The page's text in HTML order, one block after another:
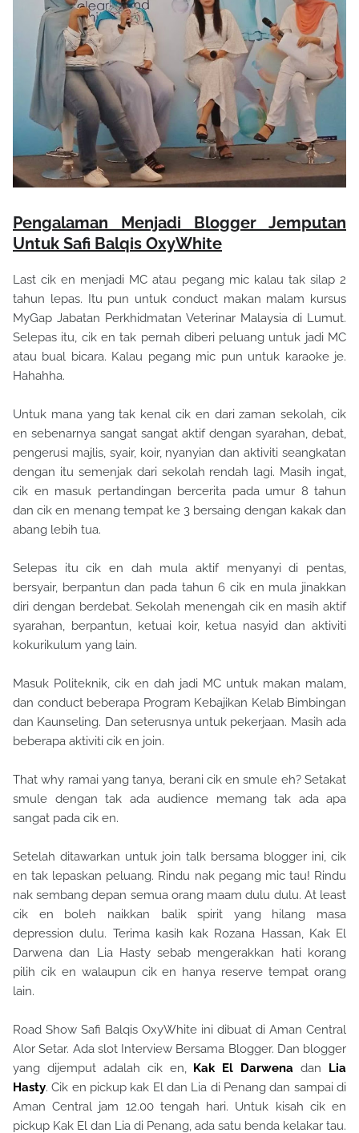
Pengalaman Menjadi Blogger Jemputan
Untuk Safi Balqis OxyWhite
Last cik en menjadi MC atau pegang mic kalau tak silap 2
tahun lepas. Itu pun untuk conduct makan malam kursus
MyGap Jabatan Perkhidmatan Veterinar Malaysia di Lumut.
Selepas itu, cik en tak pernah diberi peluang untuk jadi MC
atau bual bicara. Kalau pegang mic pun untuk karaoke je.
Hahahha.
Untuk mana yang tak kenal cik en dari zaman sekolah, cik
en sebenarnya sangat sangat aktif dengan syarahan, debat,
pengerusi majlis, syair, koir, nyanyian dan aktiviti seangkatan
dengan itu semenjak dari sekolah rendah lagi. Masih ingat,
cik en masuk pertandingan bercerita pada umur 8 tahun
dan cik en menang tempat ke 3 bersaing dengan kakak dan
abang lebih tua.
Selepas itu cik en dah mula aktif menyanyi di pentas,
bersyair, berpantun dan pada tahun 6 cik en mula jinakkan
diri dengan berdebat. Sekolah menengah cik en masih aktif
syarahan, berpantun, ketuai koir, ketua nasyid dan aktiviti
kokurikulum yang lain.
Masuk Politeknik, cik en dah jadi MC untuk makan malam,
dan conduct beberapa Program Kebajikan Kelab Bimbingan
dan Kaunseling. Dan seterusnya untuk pekerjaan. Masih ada
beberapa aktiviti cik en join.
That why ramai yang tanya, berani cik en smule eh? Setakat
smule dengan tak ada audience memang tak ada apa
sangat pada cik en.
Setelah ditawarkan untuk join talk bersama blogger ini, cik
en tak lepaskan peluang. Rindu nak pegang mic tau! Rindu
nak sembang depan semua orang maam dulu dulu. At least
cik en boleh naikkan balik spirit yang hilang masa
depression dulu. Terima kasih kak Rozana Hassan, Kak El
Darwena dan Lia Hasty sebab mengerakkan hati korang
pilih cik en walaupun cik en hanya reserve tempat orang
lain.
Road Show Safi Balqis OxyWhite ini dibuat di Aman Central
Alor Setar. Ada slot Interview Bersama Blogger. Dan blogger
yang dijemput adalah cik en, Kak El Darwena dan Lia
Hasty. Cik en pickup kak El dan Lia di Penang dan sampai di
Aman Central jam 12.00 tengah hari. Untuk kisah cik en
pickup Kak El dan Lia di Penang, ada satu benda kelakar tau.